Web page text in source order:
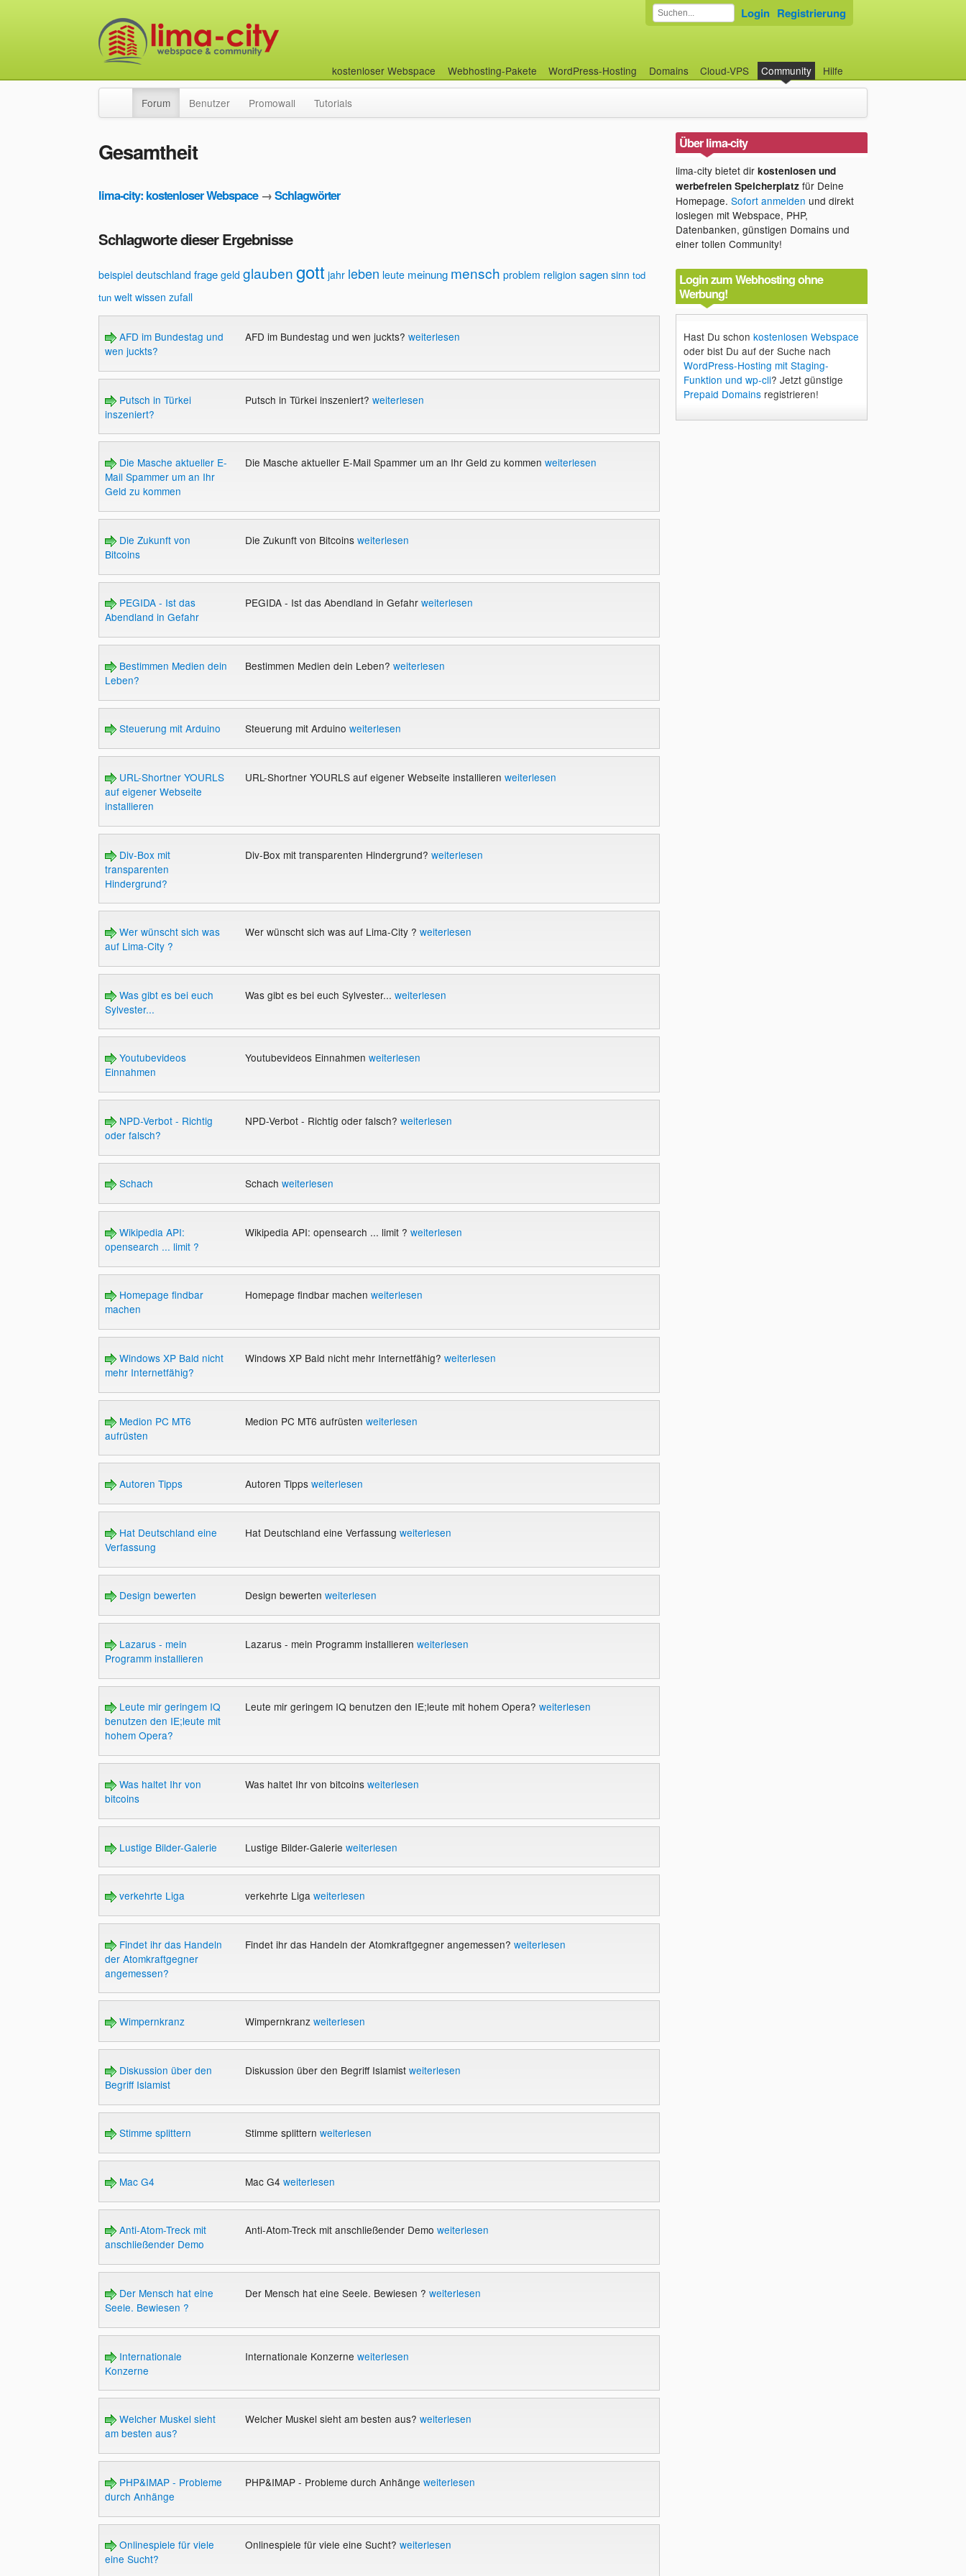
kostenloser Webspace Webhosting-Pakete WordPress-Hosting Domains Cloud-VPS Community Hilfe
Login Registrierung
Forum Benutzer Promowall Tutorials
Gesamtheit
lima-city: kostenloser Webspace→Schlagwörter
Schlagworte dieser Ergebnisse
beispiel deutschland frage geld glaubengott jahr leben leute meinung mensch problem religion sagen sinn tod
tun welt wissen zufall
AFD im Bundestag und
wen juckts?
AFD im Bundestag und wen juckts? weiterlesen
Putsch in Türkei
inszeniert?
Putsch in Türkei inszeniert? weiterlesen
Die Masche aktueller E-
Mail Spammer um an Ihr
Geld zu kommen
Die Masche aktueller E-Mail Spammer um an Ihr Geld zu kommen weiterlesen
Die Zukunft von
Bitcoins
Die Zukunft von Bitcoins weiterlesen
PEGIDA - Ist das
Abendland in Gefahr
PEGIDA - Ist das Abendland in Gefahr weiterlesen
Bestimmen Medien dein
Leben?
Bestimmen Medien dein Leben? weiterlesen
Steuerung mit Arduino Steuerung mit Arduino weiterlesen
URL-Shortner YOURLS
auf eigener Webseite
installieren
URL-Shortner YOURLS auf eigener Webseite installieren weiterlesen
Div-Box mit
transparenten
Hindergrund?
Div-Box mit transparenten Hindergrund? weiterlesen
Wer wünscht sich was
auf Lima-City ?
Wer wünscht sich was auf Lima-City ? weiterlesen
Was gibt es bei euch
Sylvester...
Was gibt es bei euch Sylvester... weiterlesen
Youtubevideos
Einnahmen
Youtubevideos Einnahmen weiterlesen
NPD-Verbot - Richtig
oder falsch?
NPD-Verbot - Richtig oder falsch? weiterlesen
Schach Schach weiterlesen
Wikipedia API:
opensearch ... limit ?
Wikipedia API: opensearch ... limit ? weiterlesen
Homepage findbar
machen
Homepage findbar machen weiterlesen
Windows XP Bald nicht
mehr Internetfähig?
Windows XP Bald nicht mehr Internetfähig? weiterlesen
Medion PC MT6
aufrüsten
Medion PC MT6 aufrüsten weiterlesen
Autoren Tipps Autoren Tipps weiterlesen
Hat Deutschland eine
Verfassung
Hat Deutschland eine Verfassung weiterlesen
Design bewerten Design bewerten weiterlesen
Lazarus - mein
Programm installieren
Lazarus - mein Programm installieren weiterlesen
Leute mir geringem IQ
benutzen den IE;leute mit
hohem Opera?
Leute mir geringem IQ benutzen den IE;leute mit hohem Opera? weiterlesen
Was haltet Ihr von
bitcoins
Was haltet Ihr von bitcoins weiterlesen
Lustige Bilder-Galerie Lustige Bilder-Galerie weiterlesen
verkehrte Liga verkehrte Liga weiterlesen
Findet ihr das Handeln
der Atomkraftgegner
angemessen?
Findet ihr das Handeln der Atomkraftgegner angemessen? weiterlesen
Wimpernkranz Wimpernkranz weiterlesen
Diskussion über den
Begriff Islamist
Diskussion über den Begriff Islamist weiterlesen
Stimme splittern Stimme splittern weiterlesen
Mac G4 Mac G4 weiterlesen
Anti-Atom-Treck mit
anschließender Demo
Anti-Atom-Treck mit anschließender Demo weiterlesen
Der Mensch hat eine
Seele. Bewiesen ?
Der Mensch hat eine Seele. Bewiesen ? weiterlesen
Internationale
Konzerne
Internationale Konzerne weiterlesen
Welcher Muskel sieht
am besten aus?
Welcher Muskel sieht am besten aus? weiterlesen
PHP&IMAP - Probleme
durch Anhänge
PHP&IMAP - Probleme durch Anhänge weiterlesen
Onlinespiele für viele
eine Sucht?
Onlinespiele für viele eine Sucht? weiterlesen
Über lima-city
lima-city bietet dir kostenlosen und
werbefreien Speicherplatzfür Deine
Homepage. Sofort anmelden und direkt
loslegen mit Webspace, PHP,
Datenbanken, günstigen Domains und
einer tollen Community!
Login zum Webhosting ohne
Werbung!
Hast Du schon kostenlosen Webspace
oder bist Du auf der Suche nach
WordPress-Hosting mit Staging-
Funktion und wp-cli? Jetzt günstige
Prepaid Domainsregistrieren!